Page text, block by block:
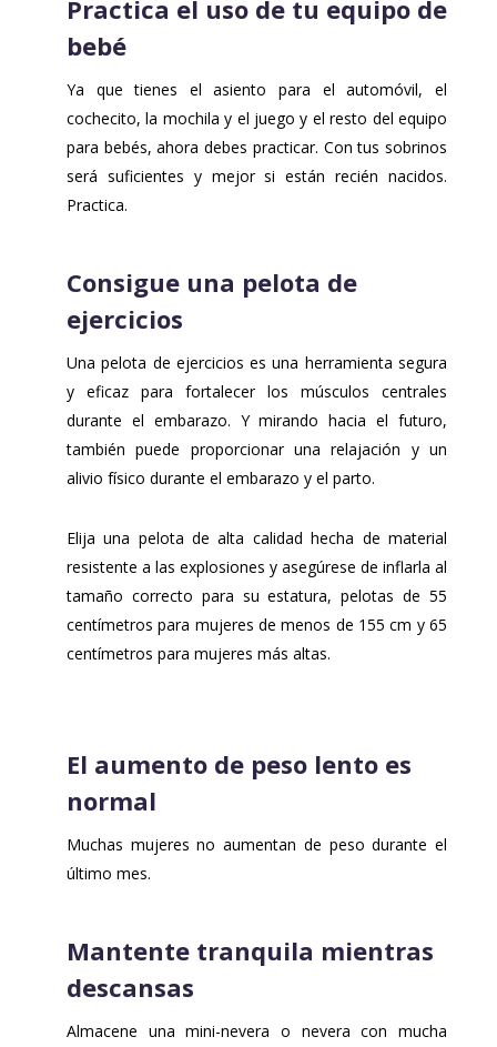
Practica el uso de tu equipo de
bebé
Ya que tienes el asiento para el automóvil, el
cochecito, la mochila y el juego y el resto del equipo
para bebés, ahora debes practicar. Con tus sobrinos
será suficientes y mejor si están recién nacidos.
Practica.
Consigue una pelota de
ejercicios
Una pelota de ejercicios es una herramienta segura
y eficaz para fortalecer los músculos centrales
durante el embarazo. Y mirando hacia el futuro,
también puede proporcionar una relajación y un
alivio físico durante el embarazo y el parto.
Elija una pelota de alta calidad hecha de material
resistente a las explosiones y asegúrese de inflarla al
tamaño correcto para su estatura, pelotas de 55
centímetros para mujeres de menos de 155 cm y 65
centímetros para mujeres más altas.
El aumento de peso lento es
normal
Muchas mujeres no aumentan de peso durante el
último mes.
Mantente tranquila mientras
descansas
Almacene una mini-nevera o nevera con mucha